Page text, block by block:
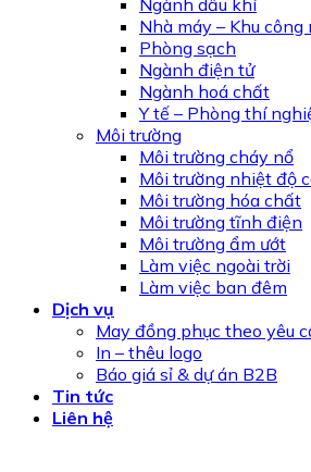
Ngành dầu khí
Nhà máy – Khu công
Phòng sạch
Ngành điện tử
Ngành hoá chất
Y tế – Phòng thí
Môi trường
Môi trường cháy nổ
Môi trường nhiệt độ
Môi trường hóa chất
Môi trường tĩnh điện
Môi trường ẩm ướt
Làm việc ngoài trời
Làm việc ban đêm
Dịch vụ
May đồng phục theo yêu
In – thêu logo
Báo giá sỉ & dự án B2B
Tin tức
Liên hệ